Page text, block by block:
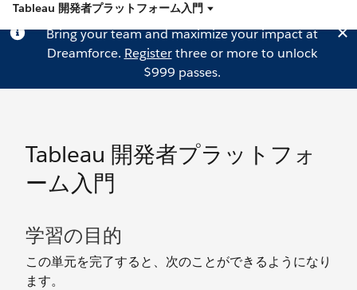
Tableau 開発者プラットフォーム入門
Bring your team and maximize your impact at
Dreamforce. Registerthree or more to unlock
$999 passes.
Tableau 開発者プラットフォ
ーム入門
学習の目的
この単元を完了すると、次のことができるようになり
ます。